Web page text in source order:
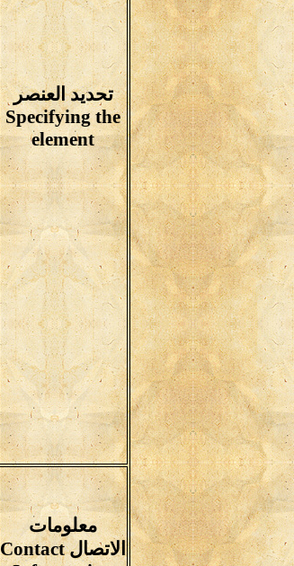
تحديد العنصر
Specifying the
element
معلومات
الاتصال Contact